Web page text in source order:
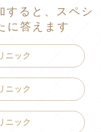
すると、スペシ
に答えます
ニック
ニック
ニック